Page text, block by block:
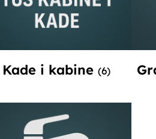
Kade i kabine (6)